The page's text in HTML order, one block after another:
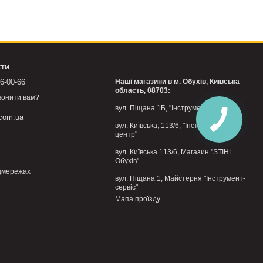
місця, зменшує перекіс і дозволяє працювати
та щільними посадками, краще обирати прес із
00-66
вам?
Наші магазини в м. Обухів, Київська
область, 08703:
вул. Піщана 1Б, "Інструмент-центр"
вул. Київська, 113/6, "Інструмент-
центр"
вул. Київська 113/6, Магазин "STIHL
Обухів"
вул. Піщана 1, Майстерня "Інструмент-
сервіс"
Мапа проїзду